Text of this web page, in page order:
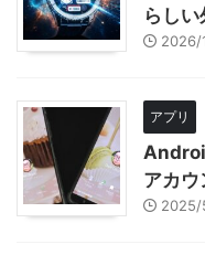
らし
2026/
アプリ
アカウ
2025/